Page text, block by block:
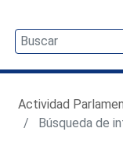
Actividad
Búsqueda de